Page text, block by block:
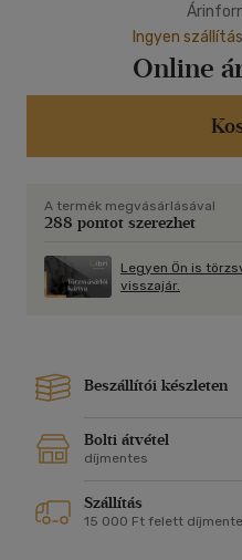
Ingyen
Online
A termék megvásárlásával
288 pontot szerezhet
Legyen Ön is
visszajár.
Beszállítói készleten
Bolti átvétel
díjmentes
Szállítás
15 000 Ft felett